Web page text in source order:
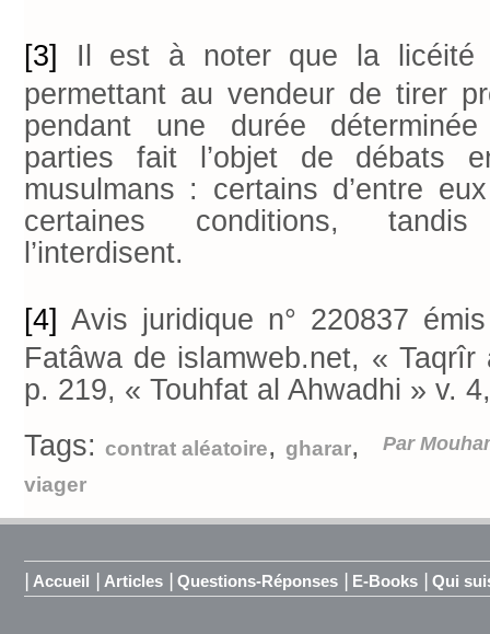
[3]
Il est à noter que la licéité
permettant au vendeur de tirer
pendant une durée
parties fait l’objet de débats
musulmans : certains d’entre
certaines conditions,
l’interdisent.
[4] Avis juridique n° 220837
Fatâwa de islamweb.net, «
p. 219, « Touhfat al Ahwadhi » v.
Par
Tags: contrat aléatoire, gharar,
viager
| Accueil | Articles | Questions-Réponses | E-Books | Qui